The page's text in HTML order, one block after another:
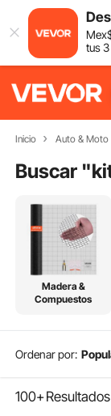
tus
Inicio Auto & Moto
Buscar "
Madera &
Compuestos
Ordenar por:
100+Resultados